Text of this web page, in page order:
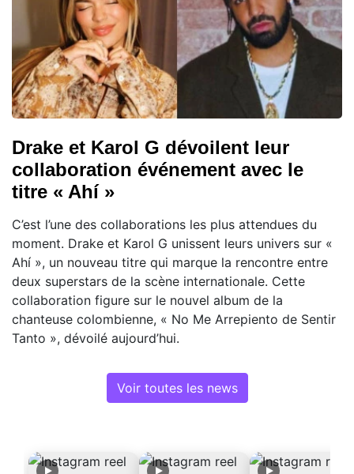
Drake et Karol G dévoilent leur
collaboration événement avec le
titre « Ahí »
C’est l’une des collaborations les plus attendues du
moment. Drake et Karol G unissent leurs univers sur «
Ahí », un nouveau titre qui marque la rencontre entre
deux superstars de la scène internationale. Cette
collaboration figure sur le nouvel album de la
chanteuse colombienne, « No Me Arrepiento de Sentir
Tanto », dévoilé aujourd’hui.
Voir toutes les news